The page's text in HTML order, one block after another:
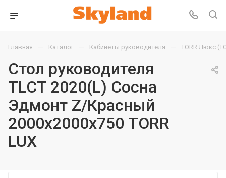
Главная — Каталог — Кабинеты руководителя — TORR Люкс
Стол руководителя
TLCT 2020(L) Сосна
Эдмонт Z/Красный
2000х2000х750 TORR
LUX